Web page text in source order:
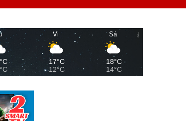
Vi
17°C
12°C
Sá
18°C
14°C